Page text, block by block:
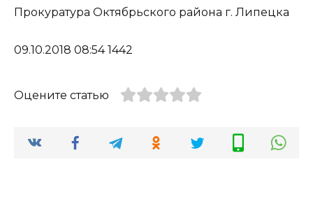
Прокуратура Октябрьского района г. Липецка
09.10.2018 08:54 1442
Оцените статью